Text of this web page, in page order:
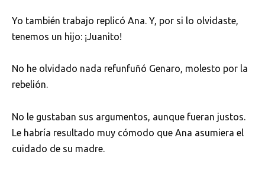
Yo también trabajo replicó Ana. Y, por si lo olvidaste,
tenemos un hijo: ¡Juanito!
No he olvidado nada refunfuñó Genaro, molesto por la
rebelión.
No le gustaban sus argumentos, aunque fueran justos.
Le habría resultado muy cómodo que Ana asumiera el
cuidado de su madre.